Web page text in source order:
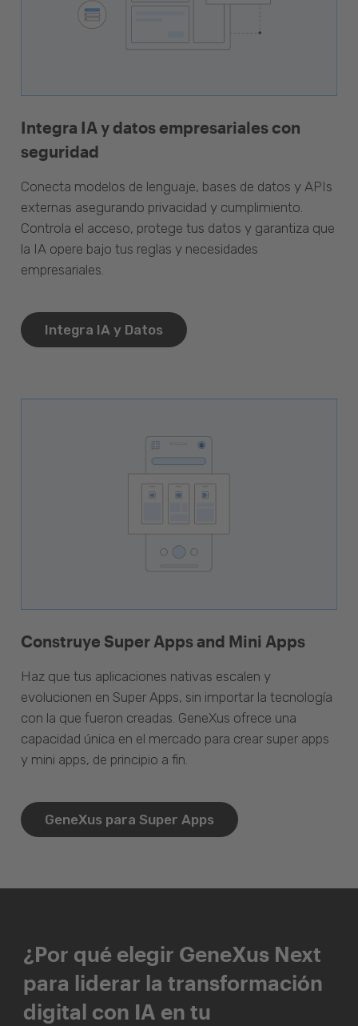
Integra IA y datos empresariales con
seguridad
Conecta modelos de lenguaje, bases de datos y APIs
externas asegurando privacidad y cumplimiento.
Controla el acceso, protege tus datos y garantiza que
la IA opere bajo tus reglas y necesidades
empresariales.
Integra IA y Datos
Construye Super Apps and Mini Apps
Haz que tus aplicaciones nativas escalen y
evolucionen en Super Apps, sin importar la tecnología
con la que fueron creadas. GeneXus ofrece una
capacidad única en el mercado para crear super apps
y mini apps, de principio a fin.
GeneXus para Super Apps
¿Por qué elegir GeneXus Next
para liderar la transformación
digital con IA en tu